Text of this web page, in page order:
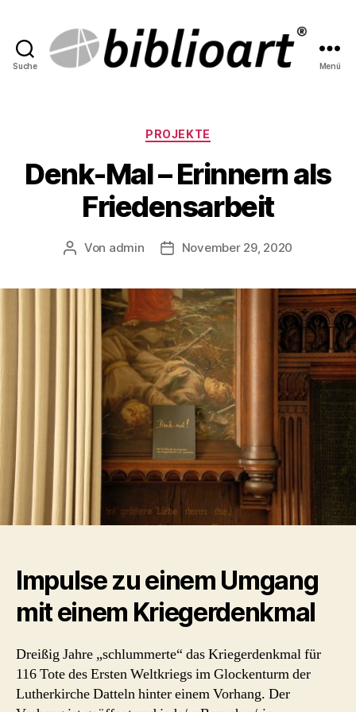
Suche Menü
Kategorien
PROJEKTE
Denk-Mal – Erinnern als
Friedensarbeit
Beitragsautor
Von admin Beitragsdatum
November 29, 2020
Impulse zu einem Umgang
mit einem Kriegerdenkmal
Dreißig Jahre „schlummerte“ das Kriegerdenkmal für
116 Tote des Ersten Weltkriegs im Glockenturm der
Lutherkirche Datteln hinter einem Vorhang. Der